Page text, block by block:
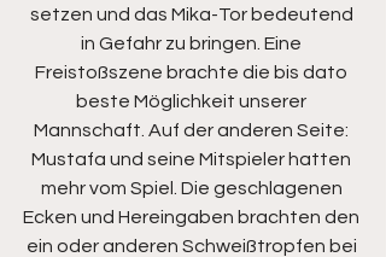
setzen und das Mika-Tor bedeutend
in Gefahr zu bringen. Eine
Freistoßszene brachte die bis dato
beste Möglichkeit unserer
Mannschaft. Auf der anderen Seite:
Mustafa und seine Mitspieler hatten
mehr vom Spiel. Die geschlagenen
Ecken und Hereingaben brachten den
ein oder anderen Schweißtropfen bei